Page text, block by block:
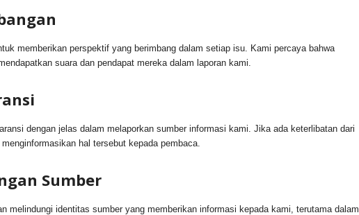
memberikan perspektif yang berimbang dalam setiap isu. Kami percaya bahwa
suara dan pendapat mereka dalam laporan kami.
dengan jelas dalam melaporkan sumber informasi kami. Jika ada keterlibatan dari
hal tersebut kepada pembaca.
Sumber
melindungi identitas sumber yang memberikan informasi kepada kami, terutama dalam